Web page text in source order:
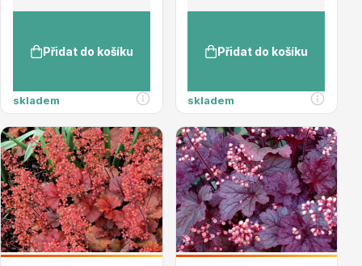
Nářadí, příslušenství
Přidat do košíku
skladem
Přidat do košíku
skladem